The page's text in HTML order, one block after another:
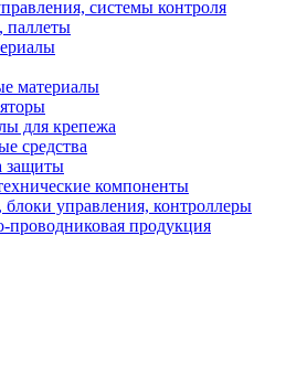
системы контроля
паллеты
материалы
для крепежа
средства
защиты
компоненты
блоки управления, контроллеры
проводниковая продукция